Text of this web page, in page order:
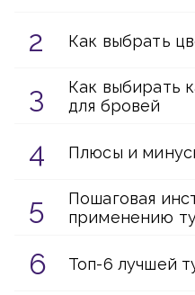
Как выбрать
Как выбирать
для бровей
Плюсы и
Пошаговая
применению
Топ-6 лучшей